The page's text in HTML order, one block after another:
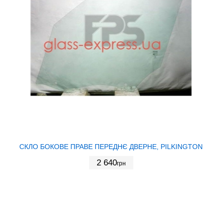
СКЛО БОКОВЕ ПРАВЕ ПЕРЕДНЄ ДВЕРНЕ, PILKINGTON
2 640грн